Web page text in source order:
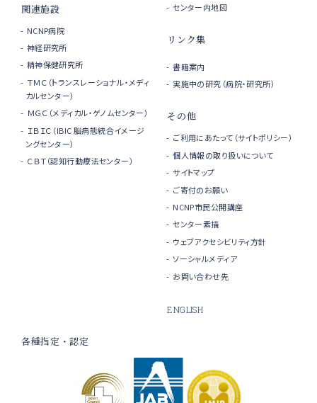
関連施設
NCNP病院
神経研究所
精神保健研究所
ＴＭＣ（トランスレーショナル・メディ
カルセンター）
ＭＧＣ（メディカル・ゲノムセンター）
ＩＢＩＣ（IBIC 脳病態統合イメージ
ングセンター）
ＣＢＴ（認知行動療法センター）
センター内地図
リンク集
書籍案内
実施中の研究（病院・研究所）
その他
ご利用にあたって（サイトポリシー）
個人情報の取り扱いについて
サイトマップ
ご寄付のお願い
NCNP市民公開講座
センター素描
ウェブアクセシビリティ方針
ソーシャルメディア
お問い合わせ先
ENGLISH
各種指定・認定